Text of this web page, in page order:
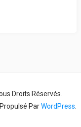
Droits Réservés.
. Propulsé ParWordPress